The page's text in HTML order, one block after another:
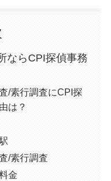
ならCPI探偵事務
/素行調査にCPI探
は？
/素行調査
金